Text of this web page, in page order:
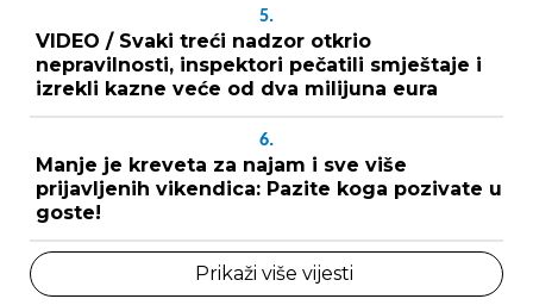
5.
VIDEO / Svaki treći nadzor otkrio
nepravilnosti, inspektori pečatili smještaje i
izrekli kazne veće od dva milijuna eura
6.
Manje je kreveta za najam i sve više
prijavljenih vikendica: Pazite koga pozivate u
goste!
Prikaži više vijesti